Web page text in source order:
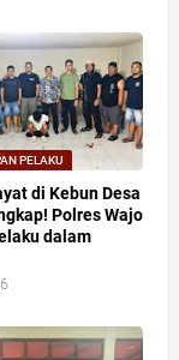
PELAKU
di Kebun Desa
Polres Wajo
dalam